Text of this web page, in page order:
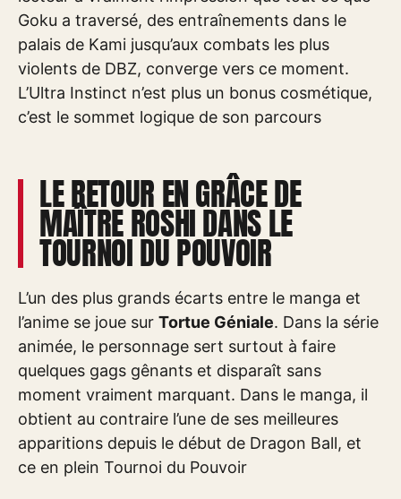
Goku a traversé, des entraînements dans le
palais de Kami jusqu’aux combats les plus
violents de DBZ, converge vers ce moment.
L’Ultra Instinct n’est plus un bonus cosmétique,
c’est le sommet logique de son parcours
LE RETOUR EN GRÂCE DE
MAÎTRE ROSHI DANS LE
TOURNOI DU POUVOIR
L’un des plus grands écarts entre le manga et
l’anime se joue sur Tortue Géniale. Dans la série
animée, le personnage sert surtout à faire
quelques gags gênants et disparaît sans
moment vraiment marquant. Dans le manga, il
obtient au contraire l’une de ses meilleures
apparitions depuis le début de Dragon Ball, et
ce en plein Tournoi du Pouvoir